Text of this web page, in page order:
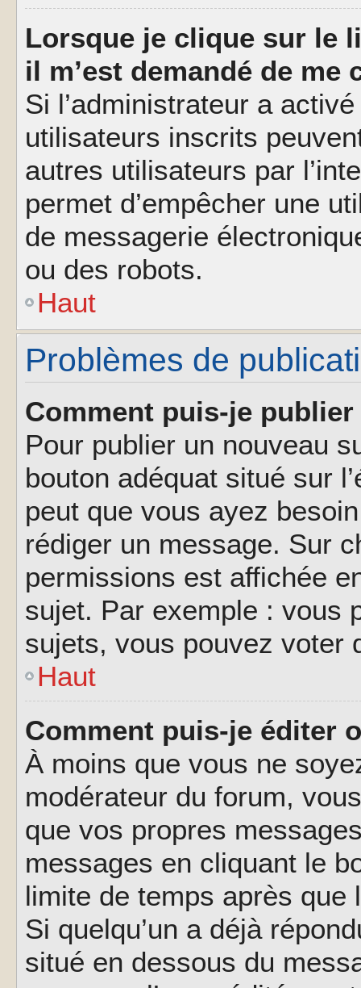
Lorsque je clique sur le
il m’est demandé de me
Si l’administrateur a
utilisateurs inscrits
autres utilisateurs par
permet d’empêcher une
de messagerie
ou des robots.
Haut
Problèmes de
Comment puis-je
Pour publier un nouveau
bouton adéquat situé sur
peut que vous ayez
rédiger un message. Sur
permissions est affichée
sujet. Par exemple : vous
sujets, vous pouvez voter
Haut
Comment puis-je éditer
À moins que vous ne
modérateur du forum,
que vos propres
messages en cliquant le
limite de temps après
Si quelqu’un a déjà
situé en dessous du